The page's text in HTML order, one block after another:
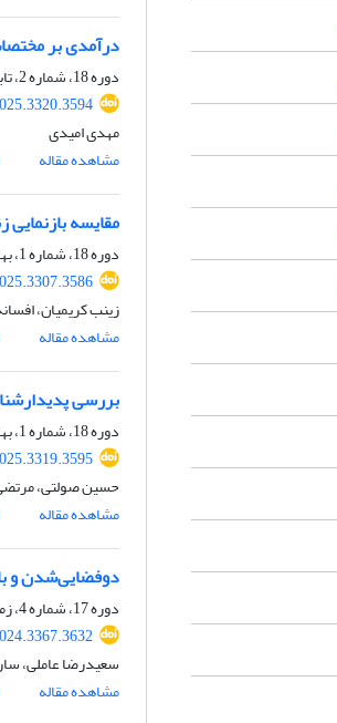
درآمدی بر
دوره 18، شماره 2، تابستان 1404، صفحه
مهدی امیدی
مشاهده مقاله
مقایسه بازنمایی
دوره 18، شماره 1، بهار 1404، صفحه
زینب کریمیان،
مشاهده مقاله
بررسی
دوره 18، شماره 1، بهار 1404، صفحه
حسین صولتی،
مشاهده مقاله
دوفضایی‌شدن و
دوره 17، شماره 4، زمستان 1403، صفحه
سعیدرضا عاملی،
مشاهده مقاله